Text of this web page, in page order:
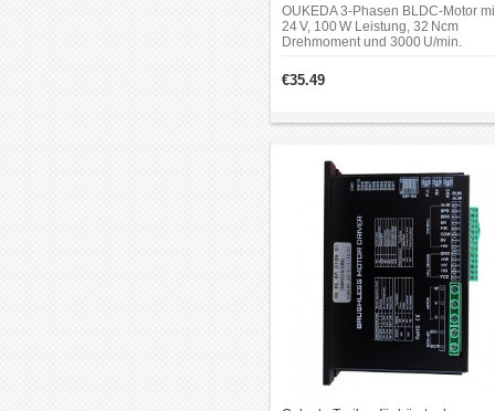
OUKEDA 3-Phasen BLDC-Motor
24 V, 100 W Leistung, 32 Ncm
Drehmoment und 3000 U/min.
Ø8 mm kompakte Bauform für
vielseitige Einsatzbereiche.
€35.49